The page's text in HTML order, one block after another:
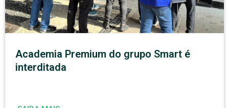
Academia Premium do grupo Smart é
interditada